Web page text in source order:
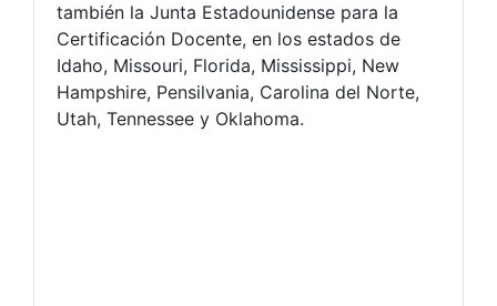
también la Junta Estadounidense para la
Certificación Docente, en los estados de
Idaho, Missouri, Florida, Mississippi, New
Hampshire, Pensilvania, Carolina del Norte,
Utah, Tennessee y Oklahoma.